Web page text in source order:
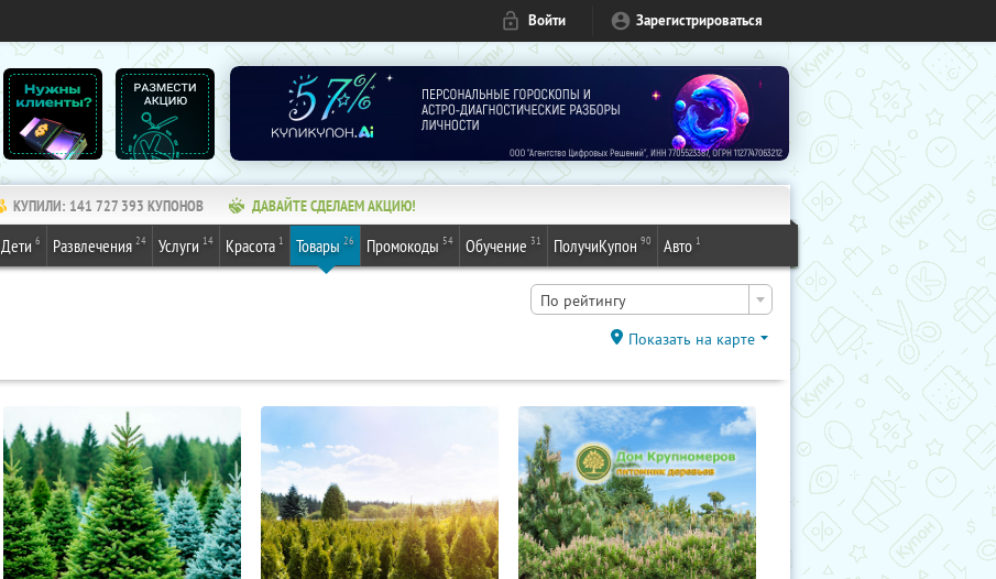
Войти Зарегистрироваться
КУПИЛИ: 141 727 393 КУПОНОВ ДАВАЙТЕ СДЕЛАЕМ АКЦИЮ!
Дети 6 Развлечения 24 Услуги 14 Красота 1 Товары 26 Промокоды 54 Обучение 31 ПолучиКупон 90 Авто 1
По рейтингу
Показать на карте